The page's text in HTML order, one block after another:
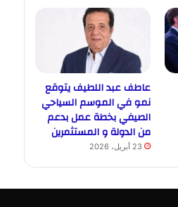
عاطف عبد اللطيف يتوقع
نمو في الموسم السياحي
الصيفي بخطة عمل بدعم
من الدولة و المستثمرين
23 أبريل، 2026